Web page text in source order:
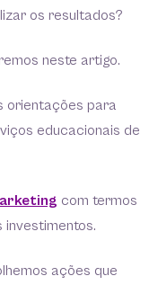
os resultados?
neste artigo.
orientações para
educacionais de
com termos
investimentos.
ações que